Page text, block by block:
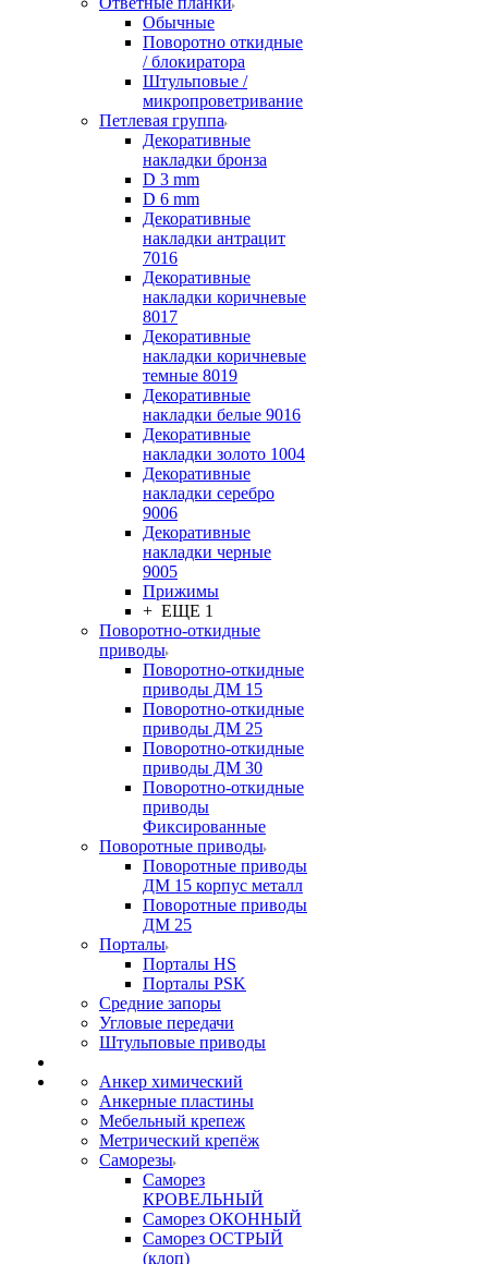
Обычные
Поворотно откидные
/ блокиратора
Штульповые /
микропроветривание
Петлевая группа
Декоративные
накладки бронза
D 3 mm
D 6 mm
Декоративные
накладки антрацит
7016
Декоративные
накладки коричневые
8017
Декоративные
накладки коричневые
темные 8019
Декоративные
накладки белые 9016
Декоративные
накладки золото 1004
Декоративные
накладки серебро
9006
Декоративные
накладки черные
9005
Прижимы
+ ЕЩЕ 1
Поворотно-откидные
приводы
Поворотно-откидные
приводы ДМ 15
Поворотно-откидные
приводы ДМ 25
Поворотно-откидные
приводы ДМ 30
Поворотно-откидные
приводы
Фиксированные
Поворотные приводы
Поворотные приводы
ДМ 15 корпус металл
Поворотные приводы
ДМ 25
Порталы
Порталы HS
Порталы PSK
Средние запоры
Угловые передачи
Штульповые приводы
Анкер химический
Анкерные пластины
Мебельный крепеж
Метрический крепёж
Саморезы
Саморез
КРОВЕЛЬНЫЙ
Саморез ОКОННЫЙ
Саморез ОСТРЫЙ
(клоп)